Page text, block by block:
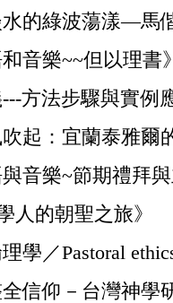
的綠波蕩漾—馬
音樂~~但以理書》
方法步驟與實例
起：宜蘭泰雅爾
音樂~節期禮拜與
人的朝聖之旅》
／Pastoral
信仰－台灣神學